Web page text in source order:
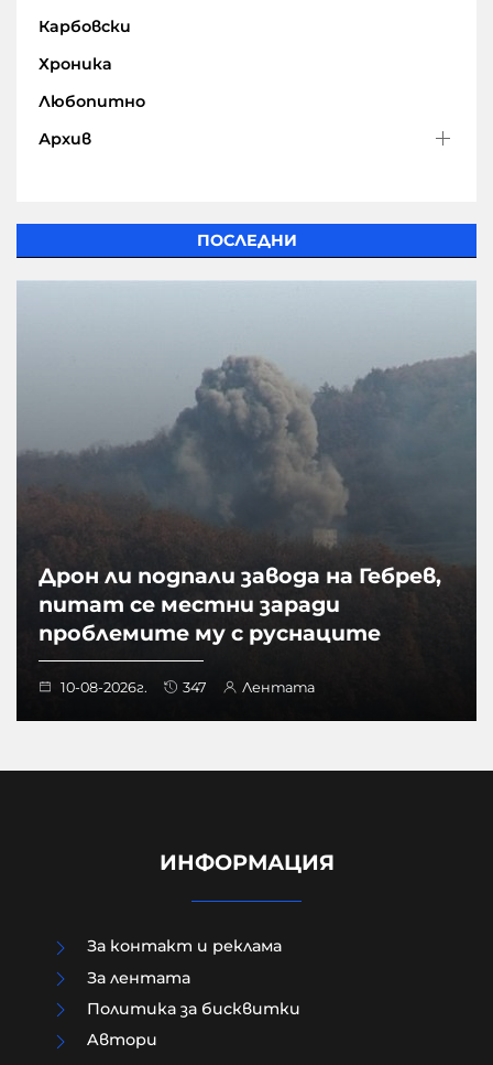
Карбовски
Хроника
Любопитно
Архив
ПОСЛЕДНИ
Дрон ли подпали завода на Гебрев,
питат се местни заради
проблемите му с руснаците
10-08-2026г. 347 Лентата
В Прищина свалиха украинското
ИНФОРМАЦИЯ
За контакт и реклама
За лентата
Политика за бисквитки
Aвтори